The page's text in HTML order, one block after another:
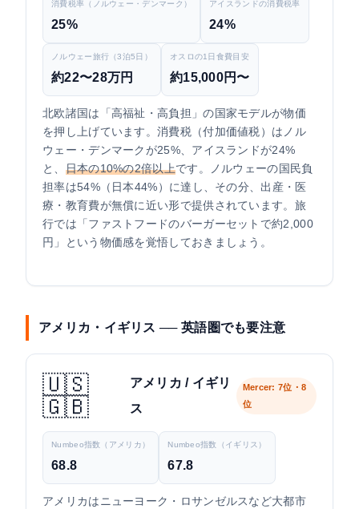
消費税率（ノルウェー・デンマーク）
25%
アイスランドの消費税率
24%
ノルウェー旅行（3泊5日）
約22〜28万円
オスロの1日食費目安
約15,000円〜
北欧諸国は「高福祉・高負担」の国家モデルが物価
を押し上げています。消費税（付加価値税）はノル
ウェー・デンマークが25%、アイスランドが24%
と、 日本の10%の2倍以上です。ノルウェーの国民負
担率は54%（日本44%）に達し、その分、出産・医
療・教育費が無償に近い形で提供されています。旅
行では「ファストフードのバーガーセットで約2,000
円」という物価感を覚悟しておきましょう。
アメリカ・イギリス ── 英語圏でも要注意
🇺🇸
🇬🇧
アメリカ / イギリ
ス
Mercer: 7位・8
位
Numbeo指数（アメリカ）
68.8
Numbeo指数（イギリス）
67.8
アメリカはニューヨーク・ロサンゼルスなど大都市